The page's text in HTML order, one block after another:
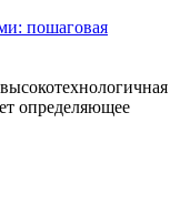
пошаговая
определяющее